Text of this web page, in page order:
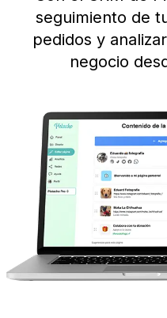
seguimiento de
pedidos y
negocio